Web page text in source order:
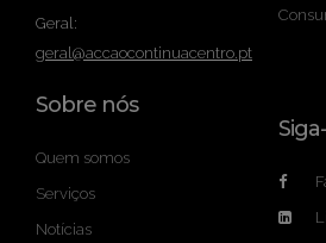
Geral:
geral@accaocontinuacentro.pt
Sobre nós
Quem somos
Serviços
Notícias